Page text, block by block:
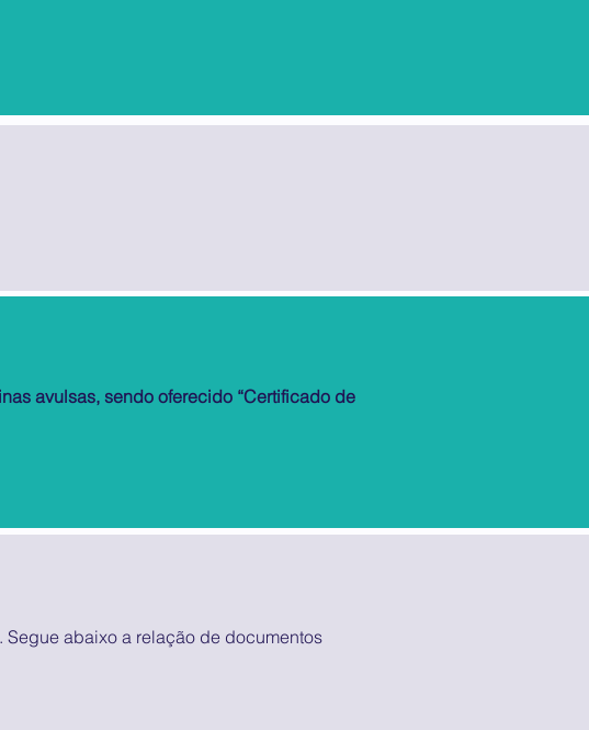
avulsas, sendo oferecido “Certificado de
abaixo a relação de documentos